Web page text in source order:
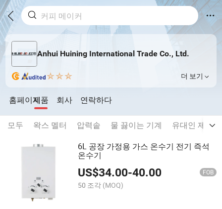
Anhui Huining International Trade Co., Ltd.
더 보기
홈페이지제품 회사 연락하다
모두 왁스 멜터 압력솥 물 끓이는 기계
유대인 제품
6L 공장 가정용 가스 온수기 전기 즉석
온수기
US$34.00-40.00 FOB
50 조각 (MOQ)